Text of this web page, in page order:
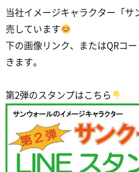
当社イメージキャラクター「サ
売しています
下の画像リンク、またはQRコ
きます。
第2弾のスタンプはこちら